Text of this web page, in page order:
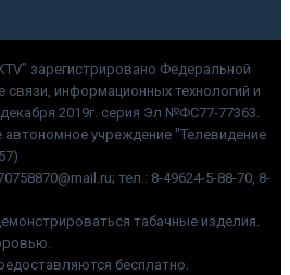
зарегистрировано Федеральной
информационных технологий и
2019г. серия Эл №ФС77-77363.
автономное учреждение "Телевидение
тел.: 8-49624-5-88-70, 8-
табачные изделия.
бесплатно.